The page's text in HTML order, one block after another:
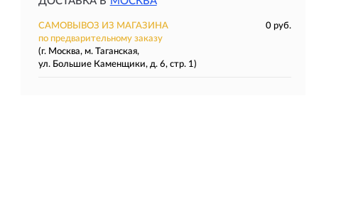
САМОВЫВОЗ ИЗ МАГАЗИНА
0 руб.
по предварительному заказу
(г. Москва, м. Таганская,
ул. Большие Каменщики, д. 6, стр. 1)